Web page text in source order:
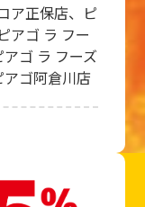
ア正保店、ピ
アゴ ラ フー
ゴ ラ フーズ
ゴ阿倉川店